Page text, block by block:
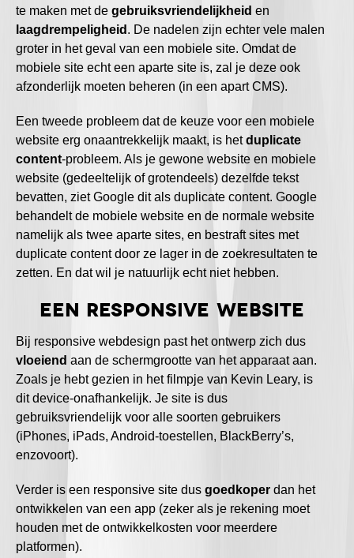
te maken met de gebruiksvriendelijkheid en
laagdrempeligheid . De nadelen zijn echter vele malen
groter in het geval van een mobiele site. Omdat de
mobiele site echt een aparte site is, zal je deze ook
afzonderlijk moeten beheren (in een apart CMS).
Een tweede probleem dat de keuze voor een mobiele
website erg onaantrekkelijk maakt, is hetduplicate
content-probleem. Als je gewone website en mobiele
website (gedeeltelijk of grotendeels) dezelfde tekst
bevatten, ziet Google dit als duplicate content. Google
behandelt de mobiele website en de normale website
namelijk als twee aparte sites, en bestraft sites met
duplicate content door ze lager in de zoekresultaten te
zetten. En dat wil je natuurlijk echt niet hebben.
Een responsive website
Bij responsive webdesign past het ontwerp zich dus
vloeiend aan de schermgrootte van het apparaat aan.
Zoals je hebt gezien in het filmpje van Kevin Leary, is
dit device-onafhankelijk. Je site is dus
gebruiksvriendelijk voor alle soorten gebruikers
(iPhones, iPads, Android-toestellen, BlackBerry’s,
enzovoort).
Verder is een responsive site dus goedkoper dan het
ontwikkelen van een app (zeker als je rekening moet
houden met de ontwikkelkosten voor meerdere
platformen).